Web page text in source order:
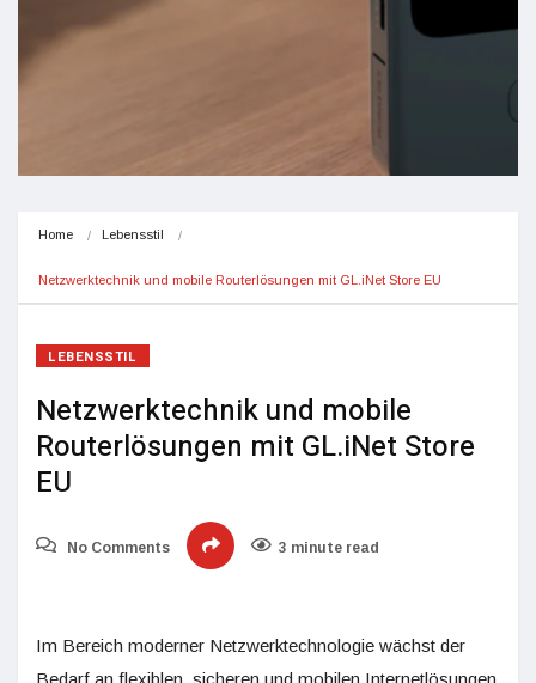
Home Lebensstil
Netzwerktechnik und mobile Routerlösungen mit GL.iNet Store EU
LEBENSSTIL
Netzwerktechnik und mobile
Routerlösungen mit GL.iNet Store
EU
No Comments 3 minute read
Im Bereich moderner Netzwerktechnologie wächst der
Bedarf an flexiblen, sicheren und mobilen Internetlösungen